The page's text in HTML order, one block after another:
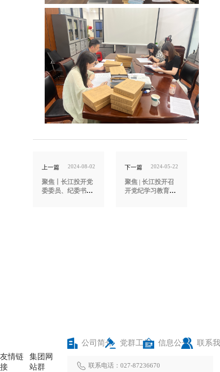
上一篇 2024-08-02
聚焦丨长江投开党
委委员、纪委书记
下一篇 2024-05-22
聚焦 | 长江投开召
开党纪学习教育读
友情链
接
集团网
站群
公司简介 党群工作 信息公开 联系
联系电话：027-87236670